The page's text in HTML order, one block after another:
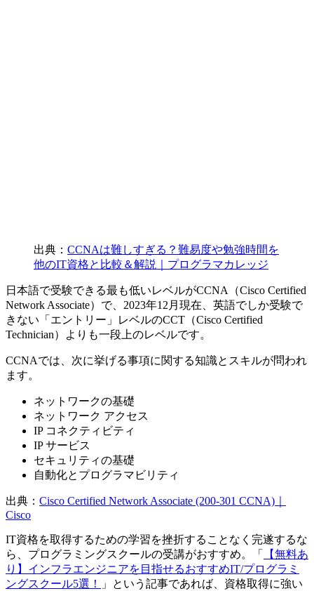
出典： CCNAは難しすぎる？難易度や勉強時間を
他のIT資格と比較＆解説｜プログラマカレッジ
日本語で受験できる最も低いレベルがCCNA（Cisco Certified
Network Associate）で、2023年12月現在、英語でしか受験で
きない「エントリー」レベルのCCT（Cisco Certified
Technician）よりも一段上のレベルです。
CCNAでは、次に挙げる事項に関する知識とスキルが問われ
ます。
ネットワークの基礎
ネットワーク アクセス
IP コネクティビティ
IP サービス
セキュリティの基礎
自動化とプログラマビリティ
出典： Cisco Certified Network Associate (200-301 CCNA)｜
Cisco
IT資格を取得するための学習を挫折することなく完遂するな
ら、プログラミングスクールの受講がおすすめ。「
【無料あ
り】インフラエンジニアを目指せるおすすめIT/プログラミ
ングスクール5選！
」という記事であれば、資格取得に強い